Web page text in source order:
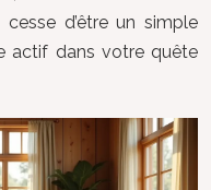
d’être un simple
actif dans votre quête